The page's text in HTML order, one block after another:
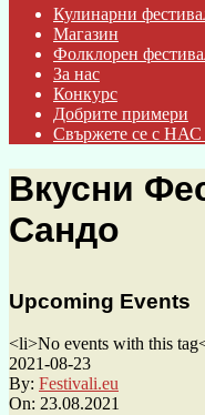
Кулинарни
Магазин
Фолклорен
За нас
Конкурс
Добрите примери
Свържете се с НАС
Вкусни
Сандо
Upcoming Events
<li>No events with this
2021-08-23
By: Festivali.eu
On: 23.08.2021